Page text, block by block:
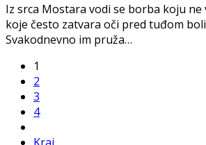
Iz srca Mostara vodi se borba koju
koje često zatvara oči pred tuđom
Svakodnevno im pruža…
1
2
3
4